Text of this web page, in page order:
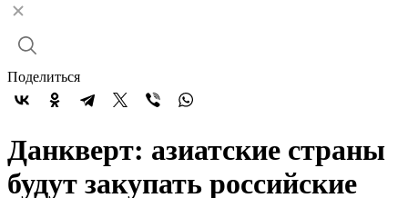
Поделиться
Данкверт: азиатские страны
будут закупать российские